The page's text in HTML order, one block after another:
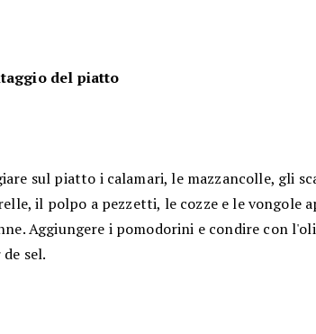
del piatto
sul piatto i calamari, le mazzancolle, gli
il polpo a pezzetti, le cozze e le vongole
Aggiungere i pomodorini e condire con
sel.